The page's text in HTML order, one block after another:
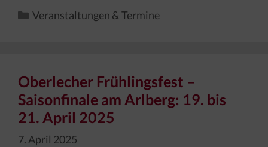
Kategorien
Veranstaltungen & Termine
Oberlecher Frühlingsfest –
Saisonfinale am Arlberg: 19. bis
21. April 2025
7. April 2025